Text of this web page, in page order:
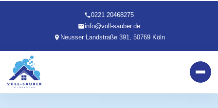
0221 20468275
info@voll-sauber.de
Neusser Landstraße 391, 50769 Köln